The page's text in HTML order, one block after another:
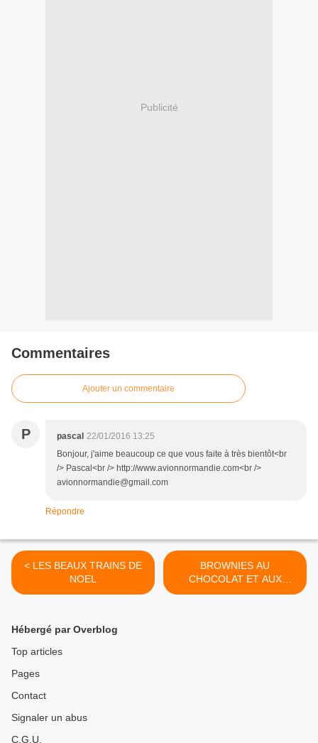
Publicité
Commentaires
Ajouter un commentaire
P pascal 22/01/2016 13:25
Bonjour, j'aime beaucoup ce que vous faite à très bientôt<br
/> Pascal<br /> http://www.avionnormandie.com<br />
avionnormandie@gmail.com
Répondre
< LES BEAUX TRAINS DE
NOEL
BROWNIES AU
CHOCOLAT ET AUX
FRAMBOISES >
Hébergé par Overblog
Top articles
Pages
Contact
Signaler un abus
C.G.U.